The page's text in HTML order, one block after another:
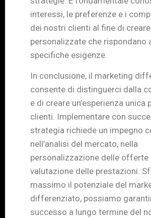
interessi, le preferenze e i
dei nostri clienti al fine di
personalizzate che rispondano
specifiche esigenze.
In conclusione, il marketing
consente di distinguerci dalla
e di creare un’esperienza unica
clienti. Implementare con
strategia richiede un impegno
nell’analisi del mercato, nella
personalizzazione delle offerte
valutazione delle prestazioni.
massimo il potenziale del
differenziato, possiamo
successo a lungo termine del